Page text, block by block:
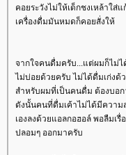
คอยระวังไม่ให้เด็กชงเหล้าใส่
เครื่องดื่มมันหมดก็คอยสั่งให้
จากใจคนดื่มครับ...แต่ผมก็ไม่
ไม่บ่อยด้วยครับ ไม่ได้ดื่มเก่ง
สำหรับผมที่เป็นคนดื่ม ต้องบอ
ดังนั้นคนที่ดื่มเค้าไม่ได้มีความ
เองลงด้วยแอลกอฮอล์ พอลืมเ
ปลอมๆ ออกมาครับ